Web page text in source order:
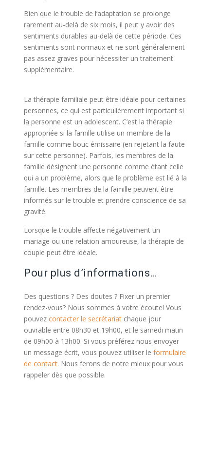
Bien que le trouble de l’adaptation se prolonge
rarement au-delà de six mois, il peut y avoir des
sentiments durables au-delà de cette période. Ces
sentiments sont normaux et ne sont généralement
pas assez graves pour nécessiter un traitement
supplémentaire.
La thérapie familiale peut être idéale pour certaines
personnes, ce qui est particulièrement important si
la personne est un adolescent. C’est la thérapie
appropriée si la famille utilise un membre de la
famille comme bouc émissaire (en rejetant la faute
sur cette personne). Parfois, les membres de la
famille désignent une personne comme étant celle
qui a un problème, alors que le problème est lié à la
famille. Les membres de la famille peuvent être
informés sur le trouble et prendre conscience de sa
gravité.
Lorsque le trouble affecte négativement un
mariage ou une relation amoureuse, la thérapie de
couple peut être idéale.
Pour plus d’informations…
Des questions ? Des doutes ? Fixer un premier
rendez-vous? Nous sommes à votre écoute! Vous
pouvez contacter le secrétariat chaque jour
ouvrable entre 08h30 et 19h00, et le samedi matin
de 09h00 à 13h00. Si vous préférez nous envoyer
un message écrit, vous pouvez utiliser le formulaire
de contact. Nous ferons de notre mieux pour vous
rappeler dès que possible.